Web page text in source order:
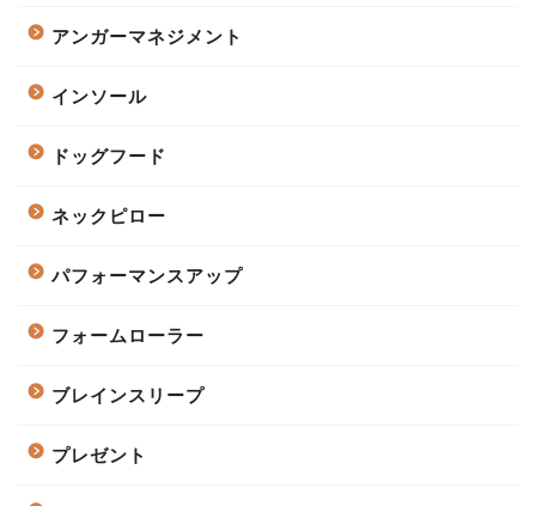
アンガーマネジメント
インソール
ドッグフード
ネックピロー
パフォーマンスアップ
フォームローラー
ブレインスリープ
プレゼント